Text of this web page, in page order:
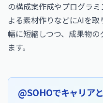
の構成案作成やプログラ
よる素材作りなどにAIを
幅に短縮しつつ、成果物
ます。
@SOHOでキャリア